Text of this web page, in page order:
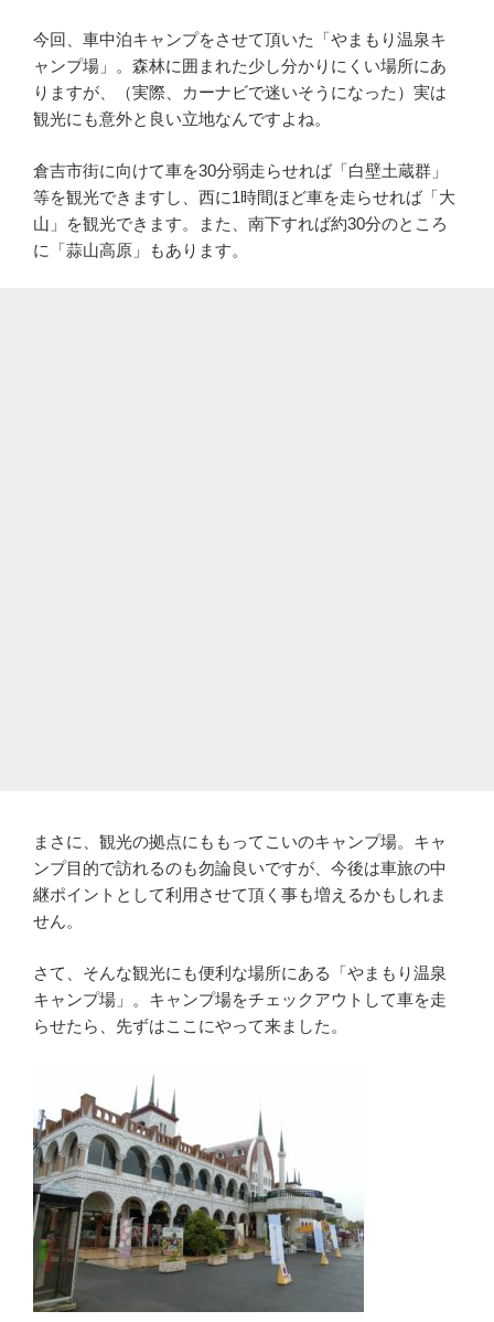
今回、車中泊キャンプをさせて頂いた「やまもり温泉キ
ャンプ場」。森林に囲まれた少し分かりにくい場所にあ
りますが、（実際、カーナビで迷いそうになった）実は
観光にも意外と良い立地なんですよね。
倉吉市街に向けて車を30分弱走らせれば「白壁土蔵群」
等を観光できますし、西に1時間ほど車を走らせれば「大
山」を観光できます。また、南下すれば約30分のところ
に「蒜山高原」もあります。
まさに、観光の拠点にももってこいのキャンプ場。キャ
ンプ目的で訪れるのも勿論良いですが、今後は車旅の中
継ポイントとして利用させて頂く事も増えるかもしれま
せん。
さて、そんな観光にも便利な場所にある「やまもり温泉
キャンプ場」。キャンプ場をチェックアウトして車を走
らせたら、先ずはここにやって来ました。